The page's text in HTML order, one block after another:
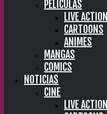
PELÍCULAS
LIVE ACTION
CARTOONS
ANIMES
MANGAS
COMICS
NOTICIAS
CINE
LIVE ACTION